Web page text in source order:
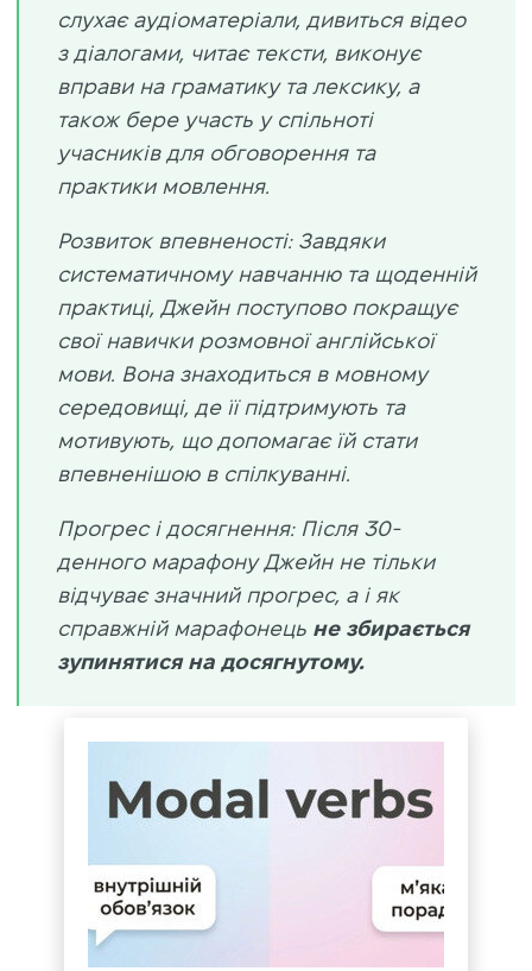
слухає аудіоматеріали, дивиться відео
з діалогами, читає тексти, виконує
вправи на граматику та лексику, а
також бере участь у спільноті
учасників для обговорення та
практики мовлення.
Розвиток впевненості: Завдяки
систематичному навчанню та щоденній
практиці, Джейн поступово покращує
свої навички розмовної англійської
мови. Вона знаходиться в мовному
середовищі, де її підтримують та
мотивують, що допомагає їй стати
впевненішою в спілкуванні.
Прогрес і досягнення: Після 30-
денного марафону Джейн не тільки
відчуває значний прогрес, а і як
справжній марафонець не збирається
зупинятися на досягнутому.